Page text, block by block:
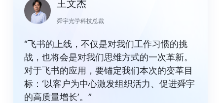
王文杰
舜宇光学科技总裁
“飞书的上线，不仅是对我们工作习惯的挑
战，也将会是对我们思维方式的一次革新。
对于飞书的应用，要锚定我们本次的变革目
标：‘以客户为中心激发组织活力、促进舜宇
的高质量增长’。”